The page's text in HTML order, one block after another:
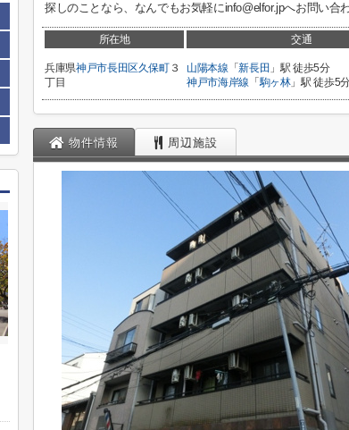
探しのことなら、なんでもお気軽にinfo@elfor.jpへお問い合
所在地 交通
兵庫県神戸市長田区久保町３
丁目
山陽本線 「新長田 」駅 徒歩5分
神戸市海岸線 「駒ヶ林」駅 徒歩5
物件情報 周辺施設